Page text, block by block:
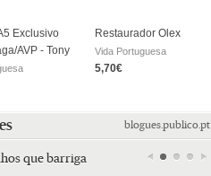
Exclusivo
AVP - Tony
Restaurador Olex
Vida Portuguesa
5,70€
blogues.publico.pt
que barriga